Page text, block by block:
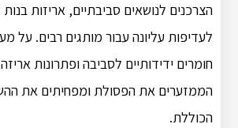
הצרכנים לנושאים סביבתיים, אריזות
לעדיפות עליונה עבור מותגים רבים. על
חומרים ידידותיים לסביבה ופתרונות
הממזערים את הפסולת ומפחיתים את
הכוללת.